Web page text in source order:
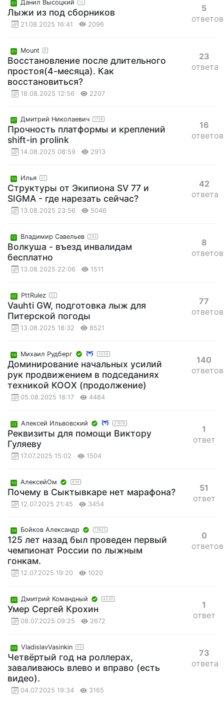
01 Данил Высоцкий 12
Лыжи из под сборников
21.08.2025 16:41 2096
5
ответов
01 Mount 8
Восстановление после длительного
простоя(4-месяца). Как
восстановиться?
18.08.2025 12:56 2207
23
ответа
07 Дмитрий Николаевич 1736
Прочность платформы и креплений
shift-in prolink
14.08.2025 08:59 2913
16
ответов
10 Илья 21
Структуры от Экипиона SV 77 и
SIGMA - где нарезать сейчас?
13.08.2025 23:56 5046
42
ответа
12 Владимир Савельев 243
Волкуша - въезд инвалидам
бесплатно
13.08.2025 22:06 1511
8
ответов
02 PttRulez 22
Vauhti GW, подготовка лыж для
Питерской погоды
13.08.2025 18:32 8521
77
ответов
14 Михаил Рудберг 3256
Доминирование начальных усилий
рук продвижением в подседаниях
техникой КООХ (продолжение)
05.08.2025 18:17 4484
140
ответов
23 Алексей Ильвовский 27876
Реквизиты для помощи Виктору
Гуляеву
17.07.2025 15:02 1504
1
ответ
10 АлексейОм 838
Почему в Сыктывкаре нет марафона?
12.07.2025 21:45 3454
51
ответ
14 Бойков Александр 17625
125 лет назад был проведен первый
чемпионат России по лыжным
гонкам.
12.07.2025 19:20 1020
0
ответов
20 Дмитрий Командный 4230
Умер Сергей Крохин
08.07.2025 09:25 2672
1
ответ
03 VladislavVasinkin 53
Четвёртый год на роллерах,
заваливаюсь влево и вправо (есть
видео).
04.07.2025 19:34 3165
73
ответа